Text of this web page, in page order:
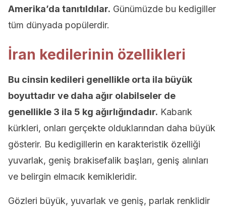
Amerika’da tanıtıldılar. Günümüzde bu kedigiller
tüm dünyada popülerdir.
İran kedilerinin özellikleri
Bu cinsin kedileri genellikle orta ila büyük
boyuttadır ve daha ağır olabilseler de
genellikle 3 ila 5 kg ağırlığındadır. Kabarık
kürkleri, onları gerçekte olduklarından daha büyük
gösterir. Bu kedigillerin en karakteristik özelliği
yuvarlak, geniş brakisefalik başları, geniş alınları
ve belirgin elmacık kemikleridir.
Gözleri büyük, yuvarlak ve geniş, parlak renklidir